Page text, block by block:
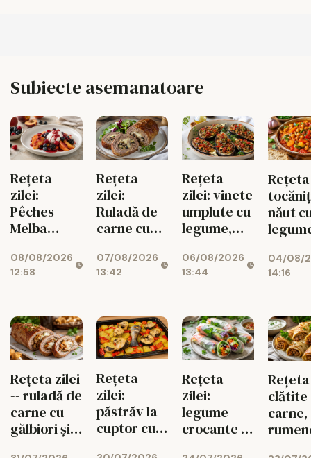
Subiecte asemanatoare
Rețeta
zilei:
Pêches
Melba
diabetici,
cu fructe
08/08/2026
12:58
Rețeta
zilei:
Ruladă de
carne cu
dovlecei și
mozzarella
07/08/2026
13:42
Rețeta
zilei: vinete
umplute cu
legume,
de post
06/08/2026
13:44
năut
04/08/
14:16
Rețeta zilei
-- ruladă de
carne cu
gălbiori și
Rețeta
zilei:
păstrăv la
cuptor cu
Rețeta
zilei:
legume
crocante în
clătite
carne,